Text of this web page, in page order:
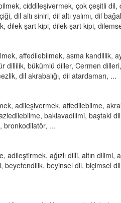
ciddileşivermek, çok çeşitli
dil altı siniri, dil altı yalımı, dil
dilek şart kipi, dilek-şart kipi,
affedilebilmek, asma kandillik,
dillilik, bükümlü diller, Cermen
dil akrabalığı, dil atardamarı, ...
adileşivermek, affedilebilme,
azledilebilme, baklavadilimi, baştaki
bronkodilatör, ...
adileştirmek, ağızlı dilli, altın
beyefendilik, beyinsel dil, biçimsel